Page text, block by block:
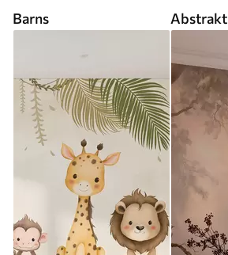
Barns Abstrakt